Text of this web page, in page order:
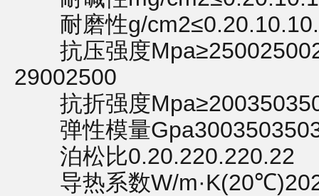
耐磨性g/
抗压强度
29002500
抗折强度
弹性模量
泊松比0.20.220.220.22
导热系数W/